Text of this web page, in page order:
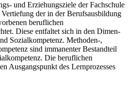
und Erziehungsziele der Fachschule
der in der Berufsausbildung
beruflichen
Diese entfaltet sich in den Dimen­
Sozialkompetenz. Methoden-,
sind immanenter Bestandteil
Die beruflichen
Ausgangspunkt des Lernprozesses